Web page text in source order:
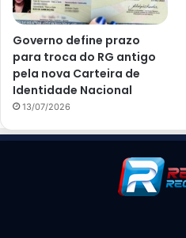
Governo define prazo
para troca do RG antigo
pela nova Carteira de
Identidade Nacional
13/07/2026